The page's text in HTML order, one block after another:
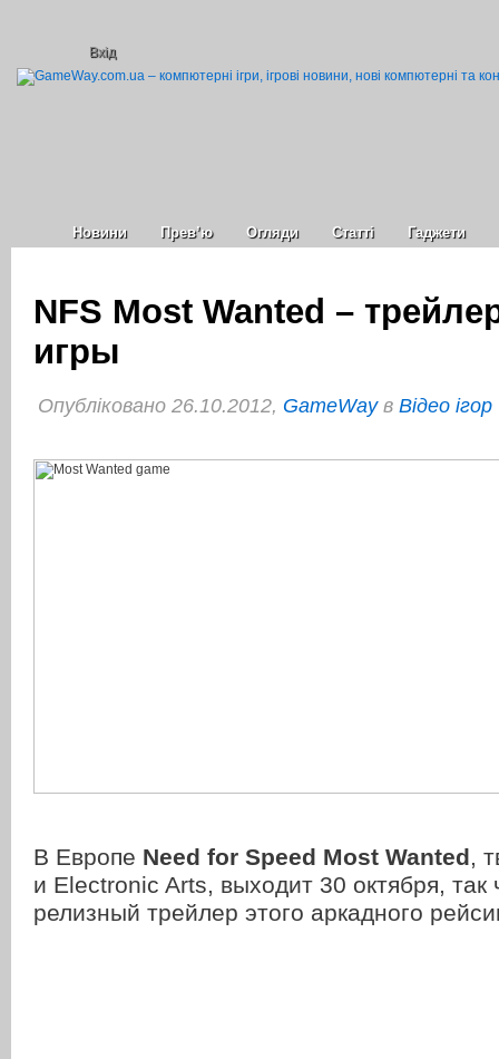
Вхід
Новини Прев’ю Огляди Статті Гаджети
NFS Most Wanted –
игры
Опубліковано 26.10.2012, GameWayв Відео ігор
В Европе Need for Speed Most Wanted,
и Electronic Arts, выходит 30 октября, так
релизный трейлер этого аркадного